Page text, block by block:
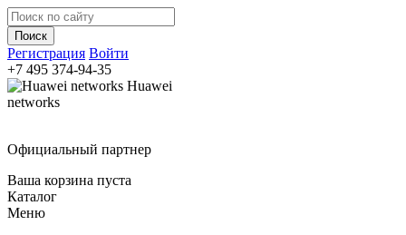
Регистрация Войти
+7 495 374-94-35
Huawei
networks
Официальный партнер
Ваша корзина пуста
Каталог
Меню